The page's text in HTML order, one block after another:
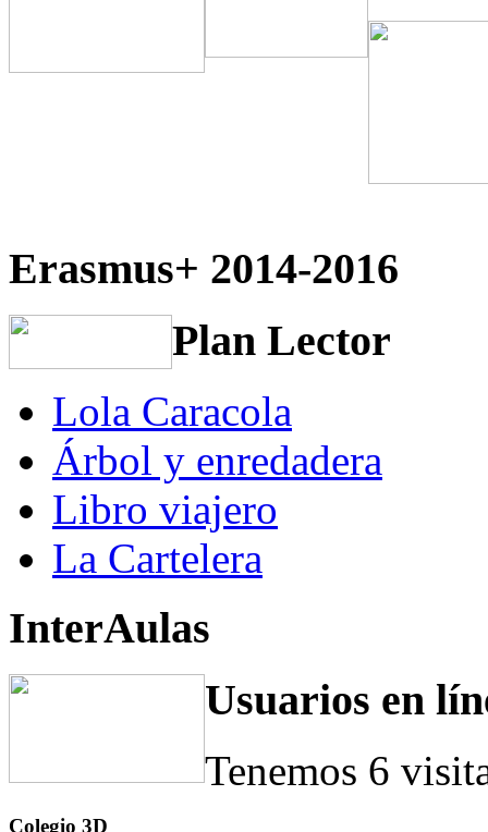
Erasmus+ 2014-2016
Plan Lector
Lola Caracola
Árbol y enredadera
Libro viajero
La Cartelera
InterAulas
Usuarios en
Tenemos 6
Colegio 3D